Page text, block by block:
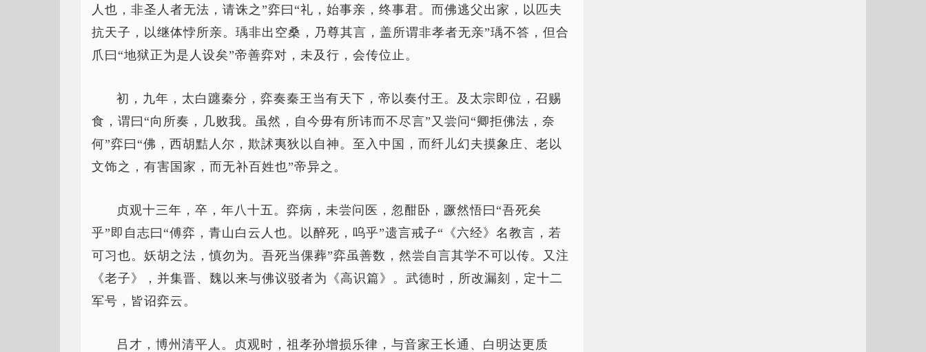
人也，非圣人者无法，请诛之”弈曰“礼，始事亲，终事君。而佛逃父出家，以匹夫
抗天子，以继体悖所亲。瑀非出空桑，乃尊其言，盖所谓非孝者无亲”瑀不答，但合
爪曰“地狱正为是人设矣”帝善弈对，未及行，会传位止。
初，九年，太白躔秦分，弈奏秦王当有天下，帝以奏付王。及太宗即位，召赐
食，谓曰“向所奏，几败我。虽然，自今毋有所讳而不尽言”又尝问“卿拒佛法，奈
何”弈曰“佛，西胡黠人尔，欺訹夷狄以自神。至入中国，而纤儿幻夫摸象庄、老以
文饰之，有害国家，而无补百姓也”帝异之。
贞观十三年，卒，年八十五。弈病，未尝问医，忽酣卧，蹶然悟曰“吾死矣
乎”即自志曰“傅弈，青山白云人也。以醉死，呜乎”遗言戒子“《六经》名教言，若
可习也。妖胡之法，慎勿为。吾死当倮葬”弈虽善数，然尝自言其学不可以传。又注
《老子》，并集晋、魏以来与佛议驳者为《高识篇》。武德时，所改漏刻，定十二
军号，皆诏弈云。
吕才，博州清平人。贞观时，祖孝孙增损乐律，与音家王长通、白明达更质